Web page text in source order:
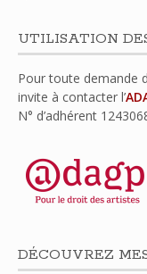
UTILISATION
Pour toute demande
invite à contacter l’
N° d’adhérent
DÉCOUVREZ